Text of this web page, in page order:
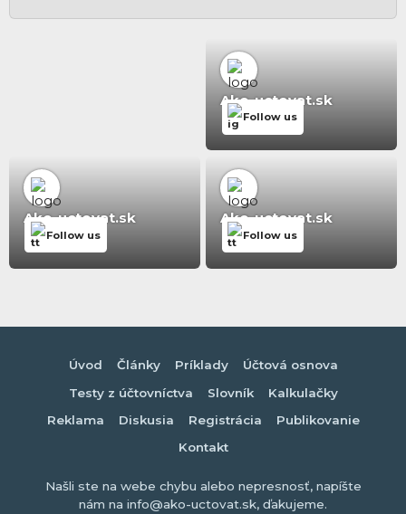
Ako-uctovat.sk
Follow us
Ako-uctovat.sk
Follow us
Ako-uctovat.sk
Follow us
Úvod Články Príklady
Účtová osnova
Testy z účtovníctva
Slovník
Kalkulačky
Reklama
Diskusia Registrácia
Publikovanie
Kontakt
Našli ste na webe chybu alebo nepresnosť, napíšte
nám na info@ako-uctovat.sk, ďakujeme.